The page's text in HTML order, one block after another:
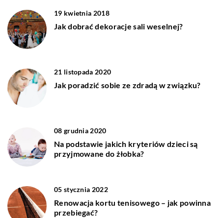
19 kwietnia 2018
Jak dobrać dekoracje sali weselnej?
21 listopada 2020
Jak poradzić sobie ze zdradą w związku?
08 grudnia 2020
Na podstawie jakich kryteriów dzieci są
przyjmowane do żłobka?
05 stycznia 2022
Renowacja kortu tenisowego – jak powinna
przebiegać?